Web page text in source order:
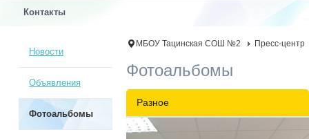
Контакты
МБОУ Тацинская СОШ №2 Пресс-центр
Фотоальбомы
Разное
Новости
Объявления
Фотоальбомы